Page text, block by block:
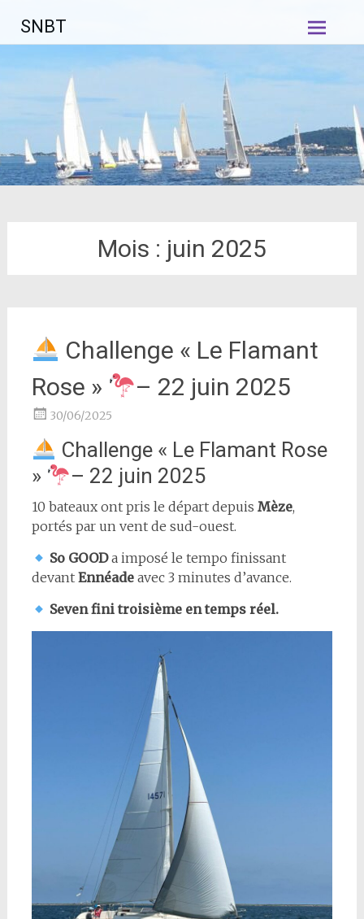
contenu
SNBT
Mois : juin 2025
Challenge « Le Flamant
Rose »
– 22 juin 2025
30/06/2025
Challenge « Le Flamant Rose
»
– 22 juin 2025
10 bateaux ont pris le départ depuis Mèze,
portés par un vent de sud-ouest.
So GOODa imposé le tempo finissant
devant Ennéadeavec 3 minutes d’avance.
Seven finitroisième en temps réel.